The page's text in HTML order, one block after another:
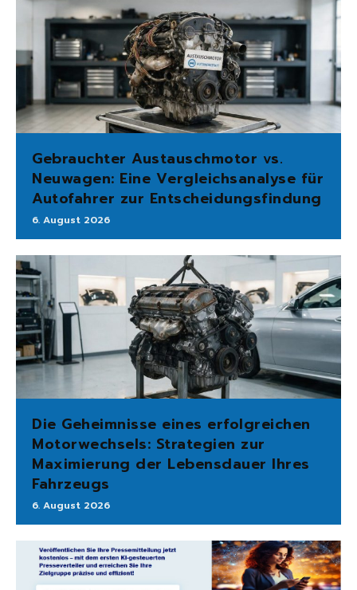
Gebrauchter Austauschmotor vs.
Neuwagen: Eine Vergleichsanalyse für
Autofahrer zur Entscheidungsfindung
6. August 2026
Die Geheimnisse eines erfolgreichen
Motorwechsels: Strategien zur
Maximierung der Lebensdauer Ihres
Fahrzeugs
6. August 2026